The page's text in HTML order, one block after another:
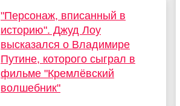
"Персонаж, вписанный в
историю". Джуд Лоу
высказался о Владимире
Путине, которого сыграл в
фильме "Кремлёвский
волшебник"